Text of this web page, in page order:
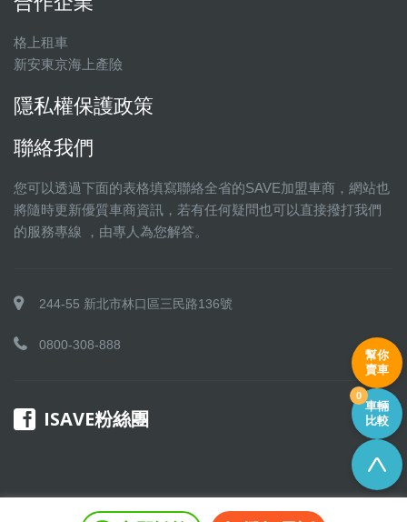
格上租車
新安東京海上產險
隱私權保護政策
聯絡我們
您可以透過下面的表格填寫聯絡全省的SAVE加盟車商，網站也
將隨時更新優質車商資訊，若有任何疑問也可以直接撥打我們
的服務專線 ，由專人為您解答。
244-55 新北市林口區三民路136號
0800-308-888
ISAVE粉絲團
幫你
賣車
車輛
比較
0